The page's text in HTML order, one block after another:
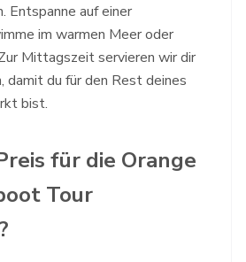
Entspanne auf einer
im warmen Meer oder
Mittagszeit servieren wir dir
damit du für den Rest deines
bist.
für die Orange
Tour